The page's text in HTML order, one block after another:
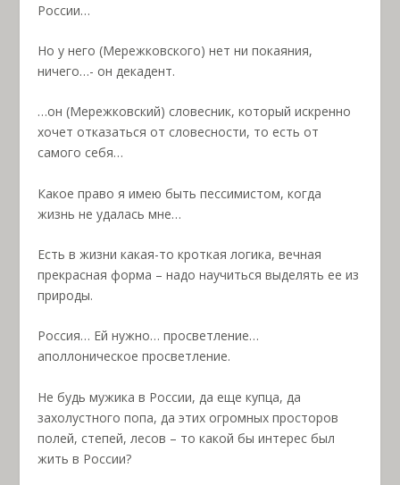
России…
Но у него (Мережковского) нет ни покаяния,
ничего…- он декадент.
…он (Мережковский) словесник, который искренно
хочет отказаться от словесности, то есть от
самого себя…
Какое право я имею быть пессимистом, когда
жизнь не удалась мне…
Есть в жизни какая-то кроткая логика, вечная
прекрасная форма – надо научиться выделять ее из
природы.
Россия… Ей нужно… просветление…
аполлоническое просветление.
Не будь мужика в России, да еще купца, да
захолустного попа, да этих огромных просторов
полей, степей, лесов – то какой бы интерес был
жить в России?